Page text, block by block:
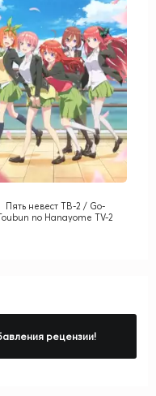
Пять невест ТВ-2 / Go-
no Hanayome TV-2
рецензии!